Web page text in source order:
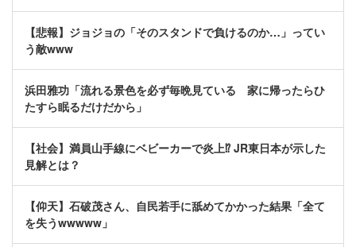
【悲報】ジョジョの「そのスタンドで負けるのか…」ってい
う敵www
浜田雅功「流れる景色を必ず毎晩見ている 家に帰ったらひ
たすら眠るだけだから」
【社会】満員山手線にベビーカーで炎上⁉ JR東日本が示した
見解とは？
【仰天】石破茂さん、自民若手に舐めてかかった結果「全て
を失うwwwww」